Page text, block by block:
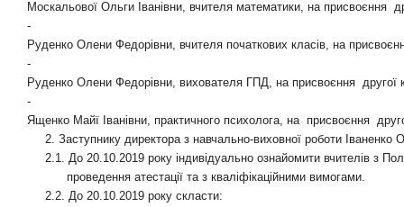
Москальової Ольги Іванівни, вчителя математики, на присвоєння
-
Руденко Олени Федорівни, вчителя початкових класів, на
-
Руденко Олени Федорівни, вихователя ГПД, на присвоєння другої
-
Ященко Майї Іванівни, практичного психолога, на присвоєння
2. Заступнику директора з навчально-виховної роботи Іваненко
2.1. До 20.10.2019 року індивідуально ознайомити вчителів з
проведення атестації та з кваліфікаційними вимогами.
2.2. До 20.10.2019 року скласти: